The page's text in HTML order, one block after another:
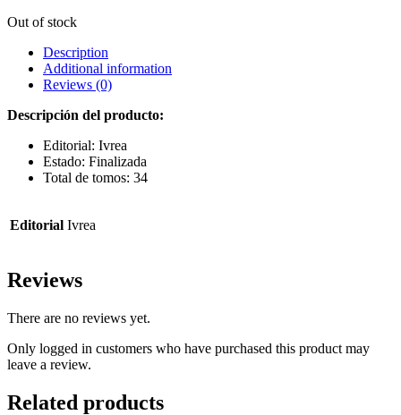
Out of stock
Description
Additional information
Reviews (0)
Descripción del producto:
Editorial: Ivrea
Estado: Finalizada
Total de tomos: 34
Editorial Ivrea
Reviews
There are no reviews yet.
Only logged in customers who have purchased this product may
leave a review.
Related products